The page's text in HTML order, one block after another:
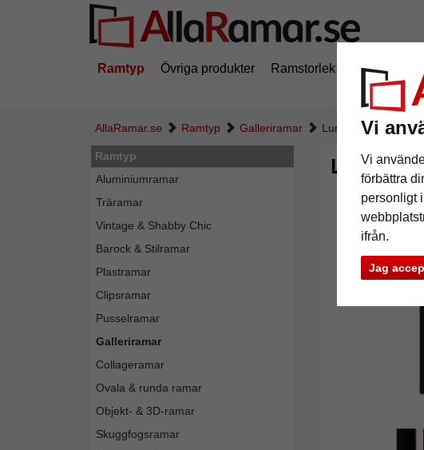
Vi
Vi
förbättra
personligt
ifrån.
Jag
Ramtyp Övriga produkter Ramstorlek Märken
i
AllaRamar.se Ramtyp Galleriramar Lund collageram
Ramtyp
Aluminiumramar
Träramar
Vintage & Shabby Chic
Barock & Stilramar
Plastramar
Clipsramar
Pusselramar
Galleriramar
Collageramar
Ovala & runda ramar
Objekt- & 3D-ramar
Skuggfogsramar
Lund